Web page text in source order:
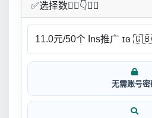
✅​选择数👇🏻​​👇👇🏻​​
无需账号密